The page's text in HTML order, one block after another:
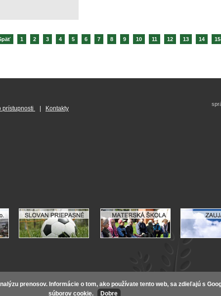
1 2 3 4 5 6 7 8 9 10 11 12 13 14 15
prístupnosti Kontakty
prenosov. Informácie o tom, ako používate tento web, sa zdieľajú s
súborov cookie.
Dobre